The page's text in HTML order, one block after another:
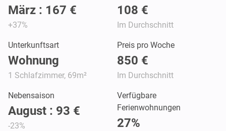
März : 167 €
+37%
108 €
Im Durchschnitt
Unterkunftsart
Wohnung
1 Schlafzimmer, 69m²
Preis pro Woche
850 €
Im Durchschnitt
Nebensaison
August : 93 €
-23%
Verfügbare
Ferienwohnungen
27%